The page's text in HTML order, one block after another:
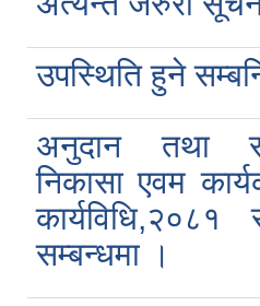
उपस्थिति हुने
अनुदान तथा
निकासा एवम
कार्यविधि,२०८१
सम्बन्धमा ।